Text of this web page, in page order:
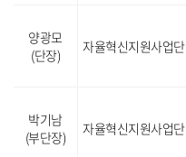
양광모
(단장)
자율혁신지원사업단
박기남
(부단장)
자율혁신지원사업단